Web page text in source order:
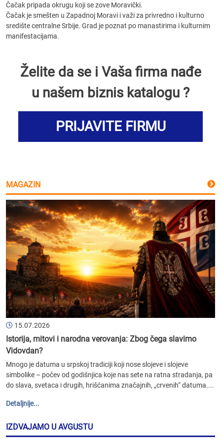
Čačak pripada okrugu koji se zove Moravički.
Čačak je smešten u Zapadnoj Moravi i važi za privredno i kulturno
središte centralne Srbije. Grad je poznat po manastirima i kulturnim
manifestacijama.
Želite da se i Vaša firma nađe
u našem biznis katalogu ?
PRIJAVITE FIRMU
MAGAZIN
15.07.2026
Istorija, mitovi i narodna verovanja: Zbog čega slavimo
Vidovdan?
Mnogo je datuma u srpskoj tradiciji koji nose slojeve i slojeve
simbolike – počev od godišnjica koje nas sete na ratna stradanja, pa
do slava, svetaca i drugih, hrišćanima značajnih, „crvenih“ datuma....
Detaljnije...
IZDVAJAMO U AVGUSTU